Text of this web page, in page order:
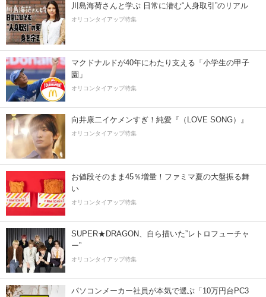
川島海荷さんと学ぶ 日常に潜む“人身取引”のリアル
オリコンタイアップ特集
マクドナルドが40年にわたり支える「小学生の甲子
園」
オリコンタイアップ特集
向井康二イケメンすぎ！純愛『（LOVE SONG）』
オリコンタイアップ特集
お値段そのまま45％増量！ファミマ夏の大盤振る舞
い
オリコンタイアップ特集
SUPER★DRAGON、自ら描いた”レトロフューチャ
ー”
オリコンタイアップ特集
パソコンメーカー社員が本気で選ぶ「10万円台PC3